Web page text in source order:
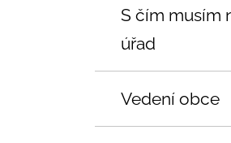
S čím musím
úřad
Vedení obce